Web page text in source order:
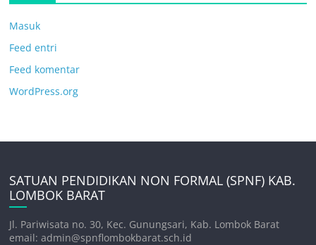
Masuk
Feed entri
Feed komentar
WordPress.org
SATUAN PENDIDIKAN NON FORMAL (SPNF) KAB.
LOMBOK BARAT
Jl. Pariwisata no. 30, Kec. Gunungsari, Kab. Lombok Barat
email: admin@spnflombokbarat.sch.id